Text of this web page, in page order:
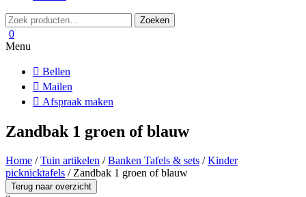
Zoeken
naar:
Zoeken
0
Menu
Bellen
Mailen
Afspraak maken
Zandbak 1 groen of blauw
Home /Tuin artikelen /Banken Tafels & sets /Kinder
picknicktafels / Zandbak 1 groen of blauw
Terug naar overzicht